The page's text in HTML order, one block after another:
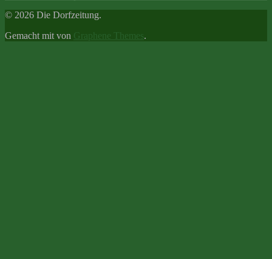
© 2026 Die Dorfzeitung.
Gemacht mit von Graphene Themes.